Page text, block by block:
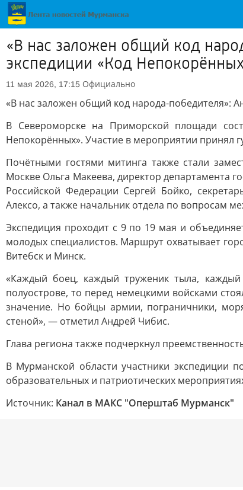
«В нас заложен общий код
экспедиции «Код
11 мая 2026, 17:15 Официально
«В нас заложен общий код народа-победителя»:
В Североморске на Приморской площади
Непокорённых». Участие в мероприятии принял
Почётными гостями митинга также стали
Москве Ольга Макеева, директор департамента
Российской Федерации Сергей Бойко,
Алексо, а также начальник отдела по вопросам
Экспедиция проходит с 9 по 19 мая и
молодых специалистов. Маршрут охватывает
Витебск и Минск.
«Каждый боец, каждый труженик тыла,
полуострове, то перед немецкими войсками
значение. Но бойцы армии, пограничники,
стеной», — отметил Андрей Чибис.
Глава региона также подчеркнул
В Мурманской области участники экспедиции
образовательных и патриотических
Источник: Канал в МАКС "Оперштаб Мурманск"